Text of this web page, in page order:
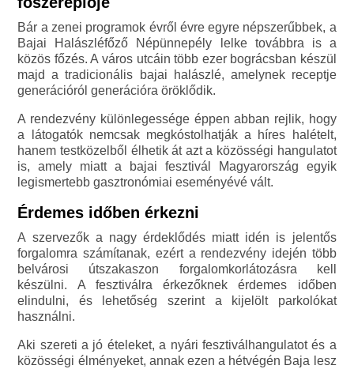
Bár a zenei programok évről évre egyre népszerűbbek, a
Bajai Halászléfőző Népünnepély lelke továbbra is a
közös főzés. A város utcáin több ezer bográcsban készül
majd a tradicionális bajai halászlé, amelynek receptje
generációról generációra öröklődik.
A rendezvény különlegessége éppen abban rejlik, hogy
a látogatók nemcsak megkóstolhatják a híres halételt,
hanem testközelből élhetik át azt a közösségi hangulatot
is, amely miatt a bajai fesztivál Magyarország egyik
legismertebb gasztronómiai eseményévé vált.
Érdemes időben érkezni
A szervezők a nagy érdeklődés miatt idén is jelentős
forgalomra számítanak, ezért a rendezvény idején több
belvárosi útszakaszon forgalomkorlátozásra kell
készülni. A fesztiválra érkezőknek érdemes időben
elindulni, és lehetőség szerint a kijelölt parkolókat
használni.
Aki szereti a jó ételeket, a nyári fesztiválhangulatot és a
közösségi élményeket, annak ezen a hétvégén Baja lesz